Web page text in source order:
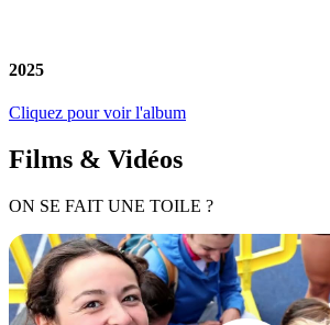
2025
Cliquez pour voir l'album
Films & Vidéos
ON SE FAIT UNE TOILE ?